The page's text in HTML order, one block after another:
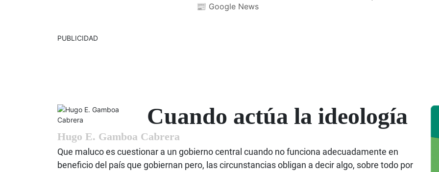
📰 Google News
PUBLICIDAD
Cuando actúa la ideología
Hugo E. Gamboa Cabrera
Que maluco es cuestionar a un gobierno central cuando no funciona adecuadamente en
beneficio del país que gobiernan pero, las circunstancias obligan a decir algo, sobre todo por